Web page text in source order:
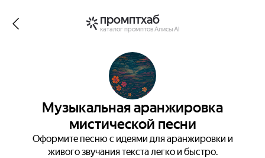
промптхаб
каталог промптов Алисы AI
Музыкальная аранжировка
мистической песни
Оформите песню с идеями для аранжировки и
живого звучания текста легко и быстро.